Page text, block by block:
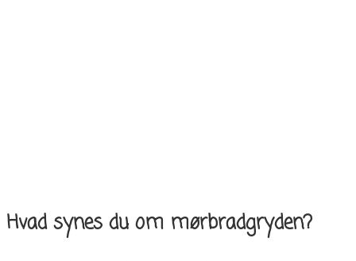
Hvad synes du om mørbradgryden?